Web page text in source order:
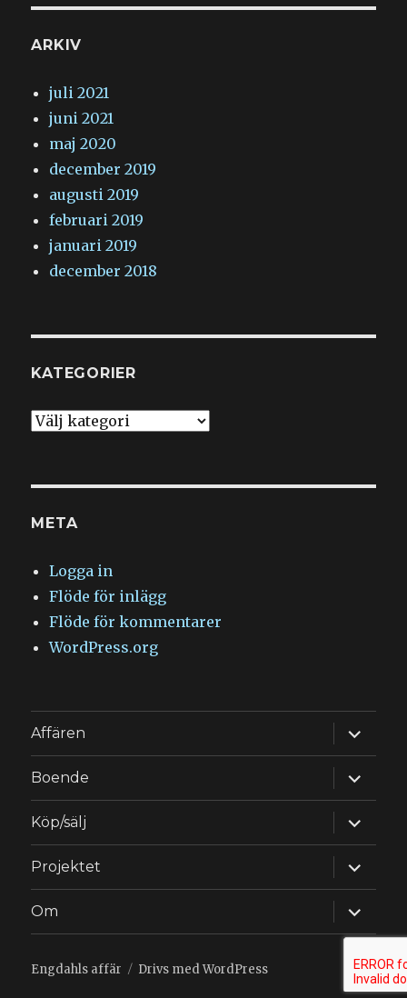
ARKIV
juli 2021
juni 2021
maj 2020
december 2019
augusti 2019
februari 2019
januari 2019
december 2018
KATEGORIER
Kategorier
META
Logga in
Flöde för inlägg
Flöde för kommentarer
WordPress.org
Affären
Boende
Köp/sälj
Projektet
Om
Engdahls affär Drivs med WordPress